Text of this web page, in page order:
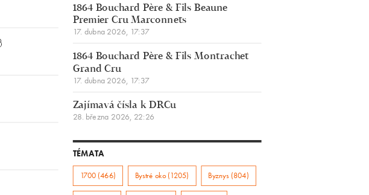
1864 Bouchard Père & Fils Beaune
Premier Cru Marconnets
17. dubna 2026, 17:37
1864 Bouchard Père & Fils Montrachet
Grand Cru
17. dubna 2026, 17:37
Zajímavá čísla k DRCu
28. března 2026, 22:26
TÉMATA
1700 (466) Bystré oko (1205) Byznys (804)